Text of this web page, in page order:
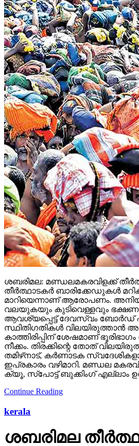
ശബരിമല: മണ്ഡലമകരവിളക്ക്
തീര്‍ത്ഥാടകര്‍ ബാരിക്കേഡുകള്‍
മാറിയെന്നാണ് ആരോപണം.
വലയുകയും കുടിവെള്ളവും
ആവശ്യപ്പെട്ട് ദേവസ്വം ബോര്‍ഡ്
സ്ഥിതിഗതികള്‍ വിലയിരുത്താന്‍
കാത്തിരിപ്പിന് ശേഷമാണ്
നീക്കം. തിരക്കിന്റെ തോത്
തമിഴ്‌നാട്, കര്‍ണാടക
ഇപ്രകാരം വഴിമാറി. മണ്ഡല
ക്യൂ, സ്‌പോട്ട് ബുക്കിംഗ് എല്ലാം
Continue Reading
kerala
ശബരിമല